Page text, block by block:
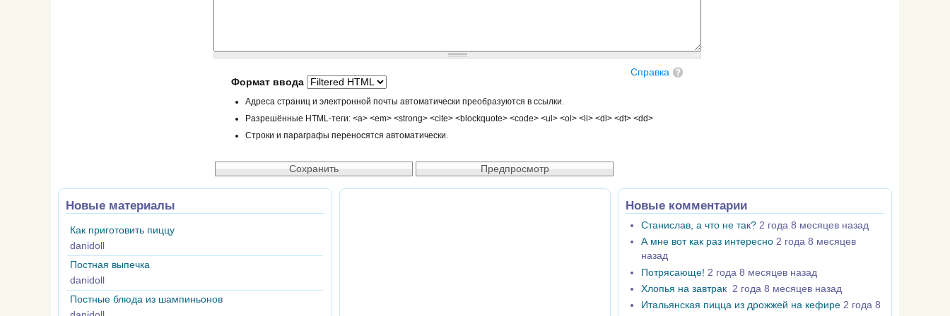
Справка
Формат ввода
Адреса страниц и электронной почты автоматически преобразуются в ссылки.
Разрешённые HTML-теги: <a> <em> <strong> <cite> <blockquote> <code> <ul> <ol> <li> <dl> <dt> <dd>
Строки и параграфы переносятся автоматически.
Новые материалы
Как приготовить пиццу
danidoll
Постная выпечка
danidoll
Постные блюда из шампиньонов
Новые комментарии
Станислав, а что не так? 2 года 8 месяцев назад
А мне вот как раз интересно 2 года 8 месяцев
назад
Потрясающе! 2 года 8 месяцев назад
Хлопья на завтрак 2 года 8 месяцев назад
Итальянская пицца из дрожжей на кефире 2 года 8